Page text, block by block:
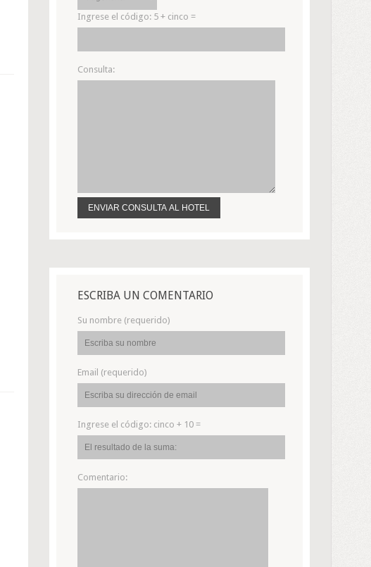
Ingrese el código: 5 + cinco =
Consulta:
ESCRIBA UN COMENTARIO
Su nombre (requerido)
Email (requerido)
Ingrese el código: cinco + 10 =
Comentario: